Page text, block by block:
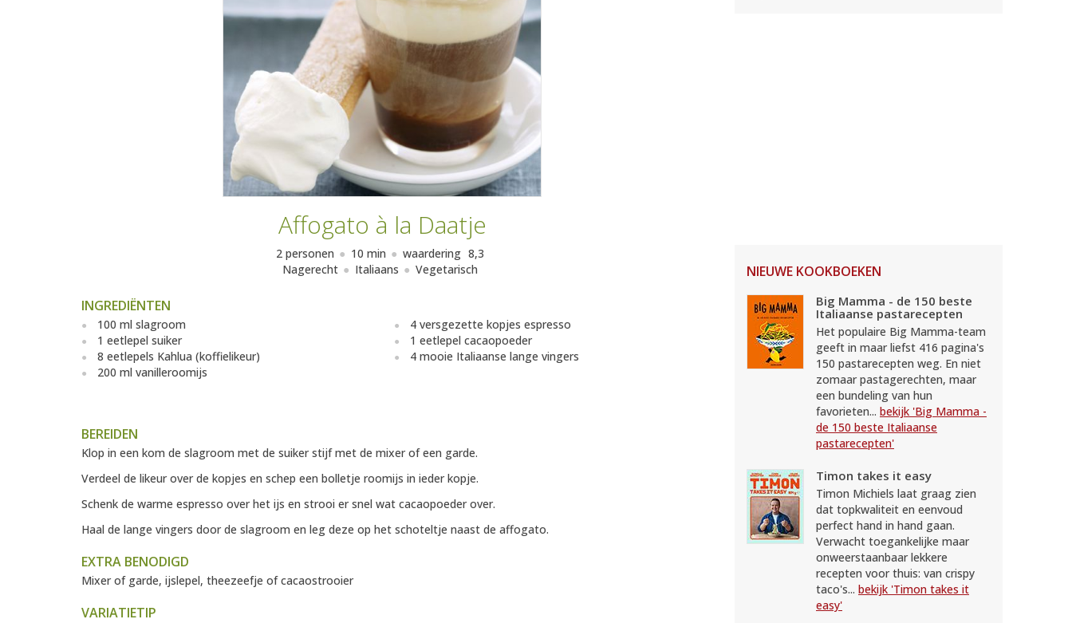
Affogato à la Daatje
2 personen 10 min waardering 8,3
Nagerecht
Italiaans Vegetarisch
INGREDIËNTEN
100 ml slagroom
1 eetlepel suiker
8 eetlepels Kahlua (koffielikeur)
200 ml vanilleroomijs
4 versgezette kopjes espresso
1 eetlepel cacaopoeder
4 mooie Italiaanse lange vingers
BEREIDEN
Klop in een kom de slagroom met de suiker stijf met de mixer of een garde.
Verdeel de likeur over de kopjes en schep een bolletje roomijs in ieder kopje.
Schenk de warme espresso over het ijs en strooi er snel wat cacaopoeder over.
Haal de lange vingers door de slagroom en leg deze op het schoteltje naast de affogato.
EXTRA BENODIGD
Mixer of garde, ijslepel, theezeefje of cacaostrooier
VARIATIETIP
NIEUWE KOOKBOEKEN
Big Mamma - de 150 beste
Italiaanse pastarecepten
Het populaire Big Mamma-team
geeft in maar liefst 416 pagina's
150 pastarecepten weg. En niet
zomaar pastagerechten, maar
een bundeling van hun
favorieten... bekijk 'Big Mamma -
de 150 beste Italiaanse
pastarecepten'
Timon takes it easy
Timon Michiels laat graag zien
dat topkwaliteit en eenvoud
perfect hand in hand gaan.
Verwacht toegankelijke maar
onweerstaanbaar lekkere
recepten voor thuis: van crispy
taco's... bekijk 'Timon takes it
easy'